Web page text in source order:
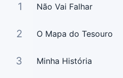
1 Não Vai Falhar
2 O Mapa do Tesouro
3 Minha História